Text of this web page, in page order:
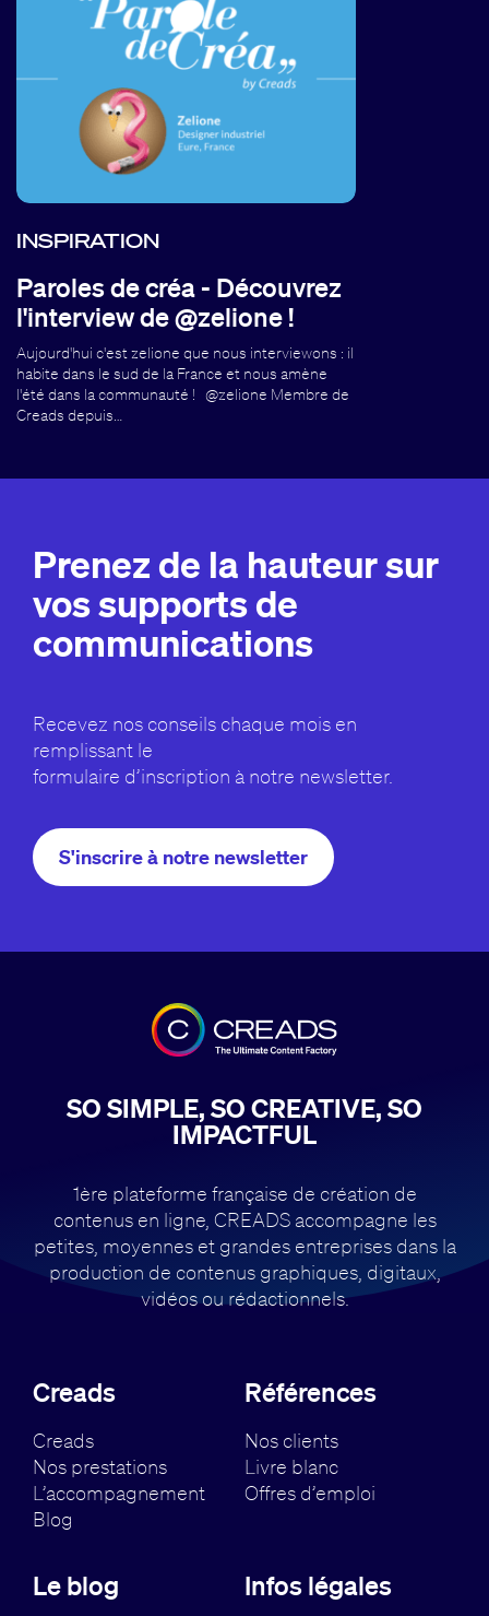
INSPIRATION
Paroles de créa - Découvrez
l'interview de @zelione !
Aujourd'hui c'est zelione que nous interviewons : il
habite dans le sud de la France et nous amène
l'été dans la communauté ! @zelione Membre de
Creads depuis…
Prenez de la hauteur sur
vos supports de
communications
Recevez nos conseils chaque mois en
remplissant le
formulaire d’inscription à notre newsletter.
S'inscrire à notre newsletter
SO SIMPLE, SO CREATIVE, SO
IMPACTFUL
1ère plateforme française de création de
contenus en ligne, CREADS accompagne les
petites, moyennes et grandes entreprises dans la
production de contenus graphiques, digitaux,
vidéos ou rédactionnels.
Creads
Creads
Nos prestations
L’accompagnement
Blog
Références
Nos clients
Livre blanc
Offres d’emploi
Le blog Infos légales